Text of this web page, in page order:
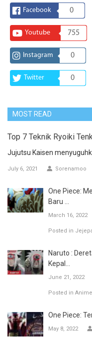
Facebook 0
Youtube 755
Instagram 0
Twitter 0
MOST READ
Top 7 Teknik Ryoiki
Jujutsu Kaisen
July 6, 2021 Sorenamoo
One Piece:
Baru ...
March 16, 2022
Posted in
Naruto :
Kepal...
June 21, 2022
Posted in Anime
One Piece:
May 8, 2022